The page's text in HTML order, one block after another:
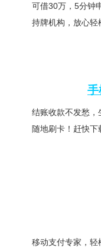
可借30万，5分钟
持牌机构，放心轻
手
结账收款不发愁，
随地刷卡！赶快下
移动支付专家，轻